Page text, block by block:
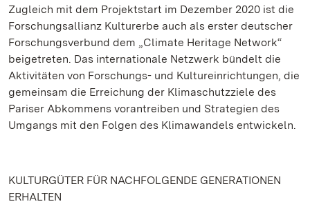
Zugleich mit dem Projektstart im Dezember 2020 ist die
Forschungsallianz Kulturerbe auch als erster deutscher
Forschungsverbund dem „Climate Heritage Network“
beigetreten. Das internationale Netzwerk bündelt die
Aktivitäten von Forschungs- und Kultureinrichtungen, die
gemeinsam die Erreichung der Klimaschutzziele des
Pariser Abkommens vorantreiben und Strategien des
Umgangs mit den Folgen des Klimawandels entwickeln.
KULTURGÜTER FÜR NACHFOLGENDE GENERATIONEN
ERHALTEN